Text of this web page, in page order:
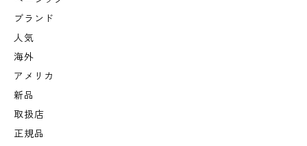
ブランド
人気
海外
アメリカ
新品
取扱店
正規品